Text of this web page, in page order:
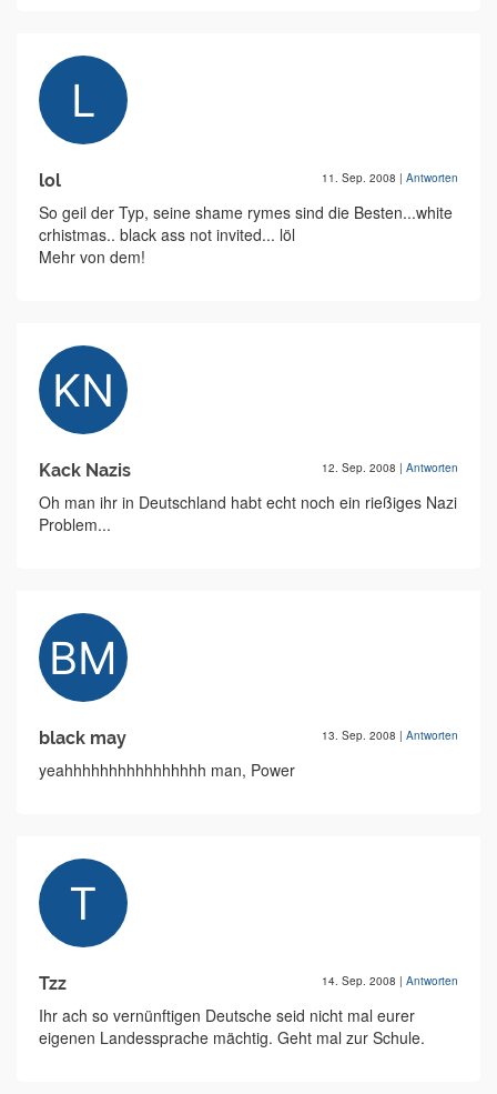
lol 11. Sep. 2008 | Antworten
So geil der Typ, seine shame rymes sind die Besten...white
crhistmas.. black ass not invited... löl
Mehr von dem!
Kack Nazis 12. Sep. 2008 | Antworten
Oh man ihr in Deutschland habt echt noch ein rießiges Nazi
Problem...
black may 13. Sep. 2008 | Antworten
yeahhhhhhhhhhhhhhhh man, Power
Tzz 14. Sep. 2008 | Antworten
Ihr ach so vernünftigen Deutsche seid nicht mal eurer
eigenen Landessprache mächtig. Geht mal zur Schule.